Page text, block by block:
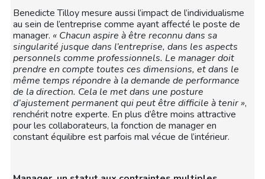
Benedicte Tilloy mesure aussi l’impact de l’individualisme
au sein de l’entreprise comme ayant affecté le poste de
manager. « Chacun aspire à être reconnu dans sa
singularité jusque dans l’entreprise, dans les aspects
personnels comme professionnels. Le manager doit
prendre en compte toutes ces dimensions, et dans le
même temps répondre à la demande de performance
de la direction. Cela le met dans une posture
d’ajustement permanent qui peut être difficile à tenir »,
renchérit notre experte. En plus d’être moins attractive
pour les collaborateurs, la fonction de manager en
constant équilibre est parfois mal vécue de l’intérieur.